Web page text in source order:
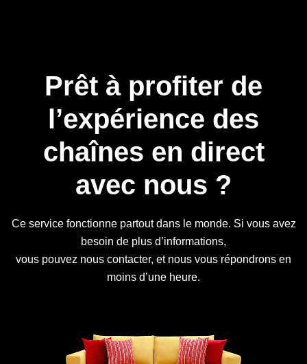
Prêt à profiter de
l’expérience des
chaînes en direct
avec nous ?
Ce service fonctionne partout dans le monde. Si vous avez
besoin de plus d’informations,
vous pouvez nous contacter, et nous vous répondrons en
moins d’une heure.